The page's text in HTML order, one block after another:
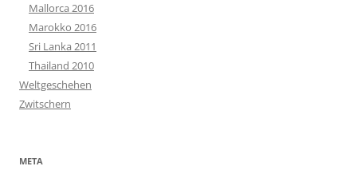
Mallorca 2016
Marokko 2016
Sri Lanka 2011
Thailand 2010
Weltgeschehen
Zwitschern
META